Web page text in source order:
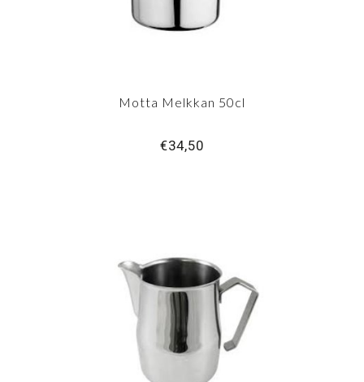
Motta Melkkan 50cl
€34,50